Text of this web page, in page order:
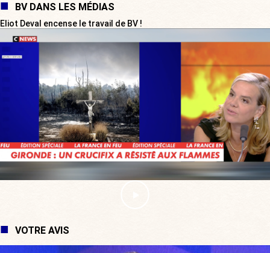
BV DANS LES MÉDIAS
Eliot Deval encense le travail de BV !
VOTRE AVIS